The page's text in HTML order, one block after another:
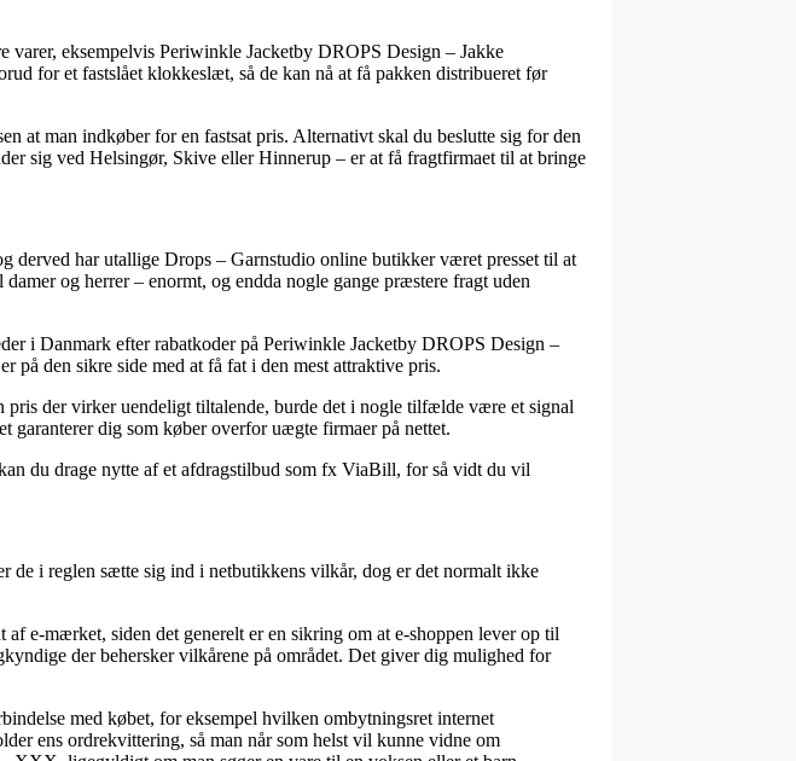
eksempelvis Periwinkle Jacketby DROPS Design – Jakke
for et fastslået klokkeslæt, så de kan nå at få pakken distribueret før
at man indkøber for en fastsat pris. Alternativt skal du beslutte sig for den
sig ved Helsingør, Skive eller Hinnerup – er at få fragtfirmaet til at bringe
derved har utallige Drops – Garnstudio online butikker været presset til at
og herrer – enormt, og endda nogle gange præstere fragt uden
i Danmark efter rabatkoder på Periwinkle Jacketby DROPS Design –
på den sikre side med at få fat i den mest attraktive pris.
der virker uendeligt tiltalende, burde det i nogle tilfælde være et signal
garanterer dig som køber overfor uægte firmaer på nettet.
du drage nytte af et afdragstilbud som fx ViaBill, for så vidt du vil
de i reglen sætte sig ind i netbutikkens vilkår, dog er det normalt ikke
e-mærket, siden det generelt er en sikring om at e-shoppen lever op til
der behersker vilkårene på området. Det giver dig mulighed for
med købet, for eksempel hvilken ombytningsret internet
ens ordrekvittering, så man når som helst vil kunne vidne om